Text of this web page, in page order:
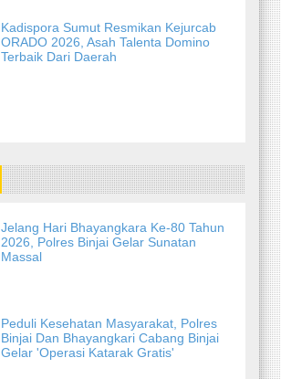
Kadispora Sumut Resmikan Kejurcab
ORADO 2026, Asah Talenta Domino
Terbaik Dari Daerah
Jelang Hari Bhayangkara Ke-80 Tahun
2026, Polres Binjai Gelar Sunatan
Massal
Peduli Kesehatan Masyarakat, Polres
Binjai Dan Bhayangkari Cabang Binjai
Gelar 'Operasi Katarak Gratis'